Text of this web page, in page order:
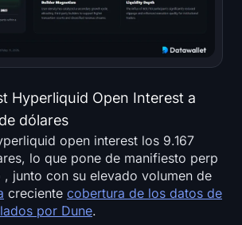
Hyperliquid Open Interest a
dólares
open interest los 9.167
lo que pone de manifiesto perp
junto con su elevado volumen de
creciente cobertura de los datos de
por Dune.